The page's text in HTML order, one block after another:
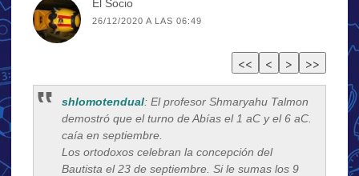
El Socio
26/12/2020 A LAS 06:49
shlomotendual: El profesor Shmaryahu Talmon
demostró que el turno de Abías el 1 aC y el 6 aC.
caía en septiembre.
Los ortodoxos celebran la concepción del
Bautista el 23 de septiembre. Si le sumas los 9